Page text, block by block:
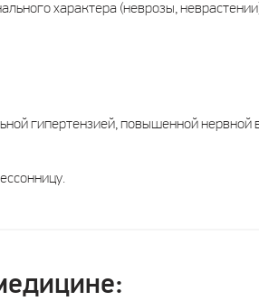
характера (неврозы,
гипертензией, повышенной